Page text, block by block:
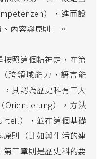
），進而設
內容與原則」。
照這個精神走，在第
跨領域能力，語言能
其認為歷史科有三大
Orientierung），方法
），並在這個基礎
原則（比如與生活的連
三章則是歷史科的要